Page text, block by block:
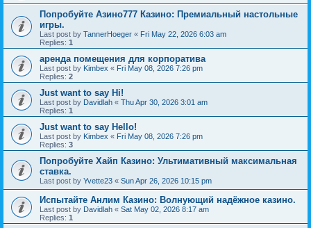
Попробуйте Азино777 Казино: Премиальный настольные
игры.
Last post by TannerHoeger « Fri May 22, 2026 6:03 am
Replies: 1
аренда помещения для корпоратива
Last post by Kimbex « Fri May 08, 2026 7:26 pm
Replies: 2
Just want to say Hi!
Last post by Davidlah « Thu Apr 30, 2026 3:01 am
Replies: 1
Just want to say Hello!
Last post by Kimbex « Fri May 08, 2026 7:26 pm
Replies: 3
Попробуйте Хайп Казино: Ультимативный максимальная
ставка.
Last post by Yvette23 « Sun Apr 26, 2026 10:15 pm
Испытайте Анлим Казино: Волнующий надёжное казино.
Last post by Davidlah « Sat May 02, 2026 8:17 am
Replies: 1